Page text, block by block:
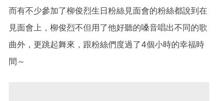
而有不少參加了柳俊烈生日粉絲見面會的粉絲都說到在
見面會上，柳俊烈不但用了他好聽的嗓音唱出不同的歌
曲外，更跳起舞來，跟粉絲們度過了4個小時的幸福時
間～